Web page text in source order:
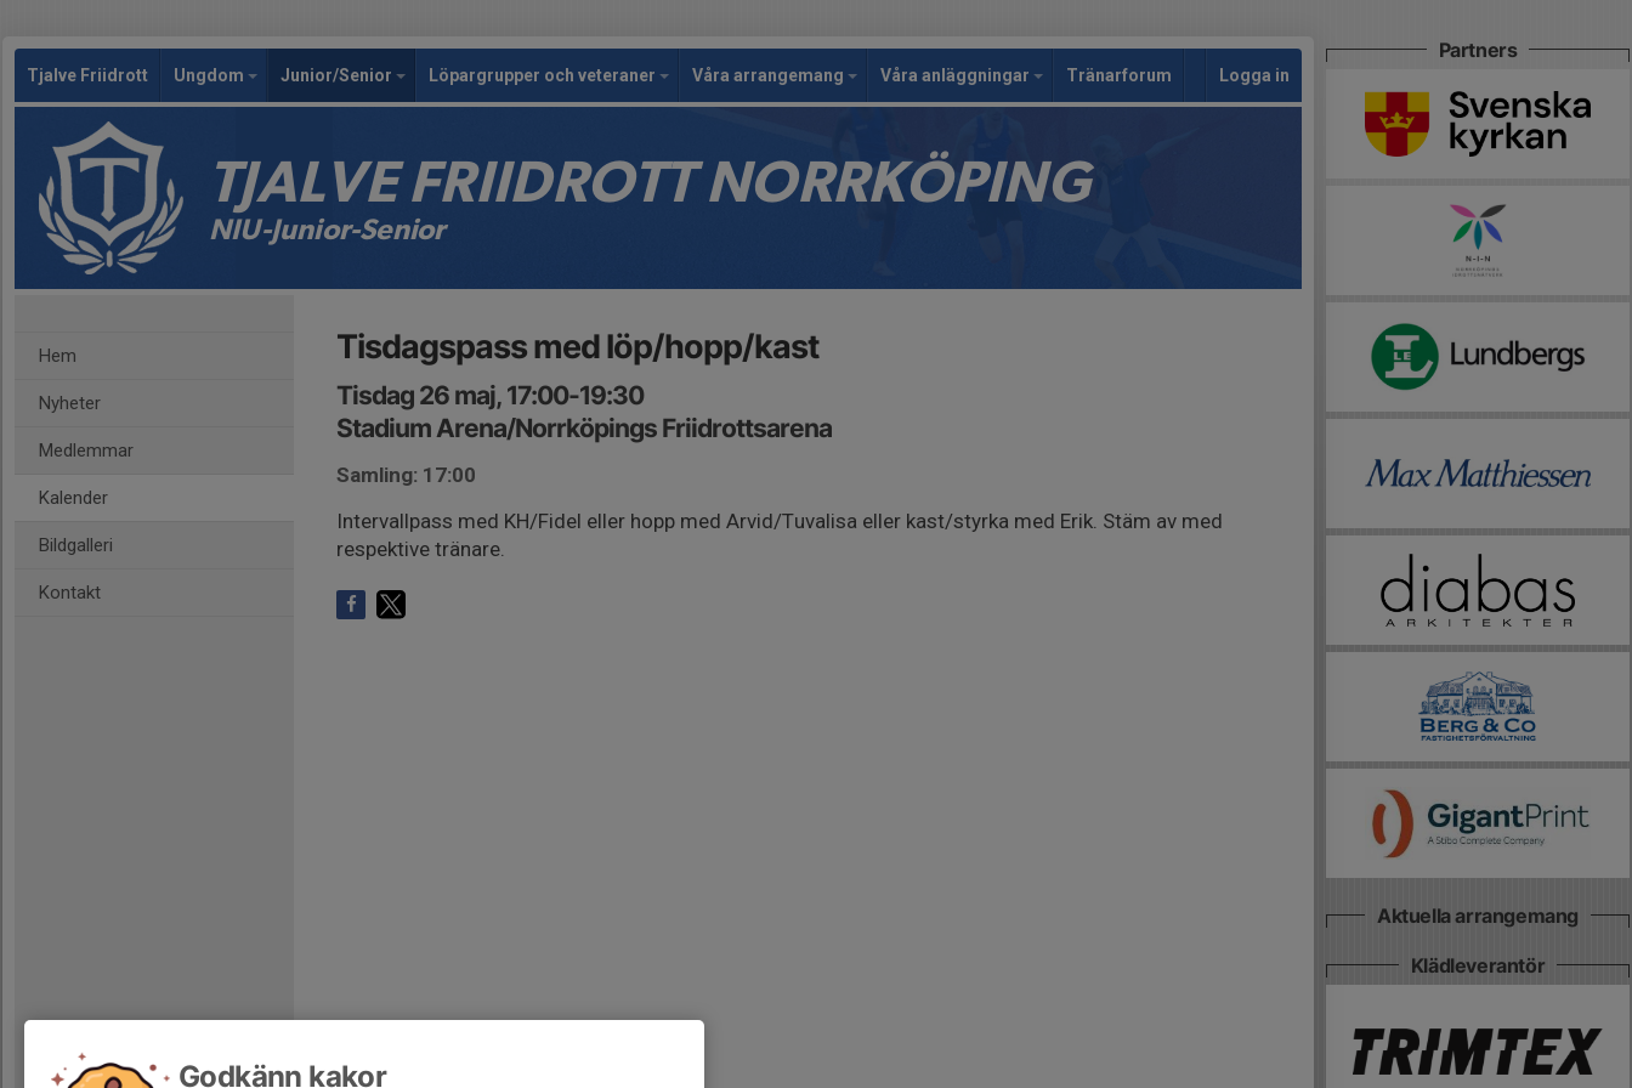
Tjalve Friidrott Ungdom Junior/Senior Löpargrupper och veteraner Våra arrangemang Våra anläggningar Tränarforum Logga in
TJALVE FRIIDROTT NORRKÖPING
NIU-Junior-Senior
Hem
Nyheter
Medlemmar
Kalender
Bildgalleri
Kontakt
Tisdagspass med löp/hopp/kast
Tisdag 26 maj, 17:00-19:30
Stadium Arena/Norrköpings Friidrottsarena
Samling: 17:00
Intervallpass med KH/Fidel eller hopp med Arvid/Tuvalisa eller kast/styrka med Erik. Stäm av med
respektive tränare.
Partners
Aktuella arrangemang
Klädleverantör
Godkänn kakor